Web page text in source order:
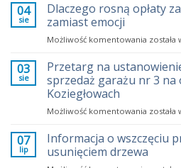
04
sie
Dlaczego rosną opłaty
zamiast emocji
Możliwość komentowania
opłaty
za
zamiast
została
03
sie
Przetarg na
sprzedaż garażu nr 3 na
Koziegłowach
Możliwość komentowania Przetarg
odrębnej
została
07
lip
Informacja o wszczęciu
usunięciem drzewa